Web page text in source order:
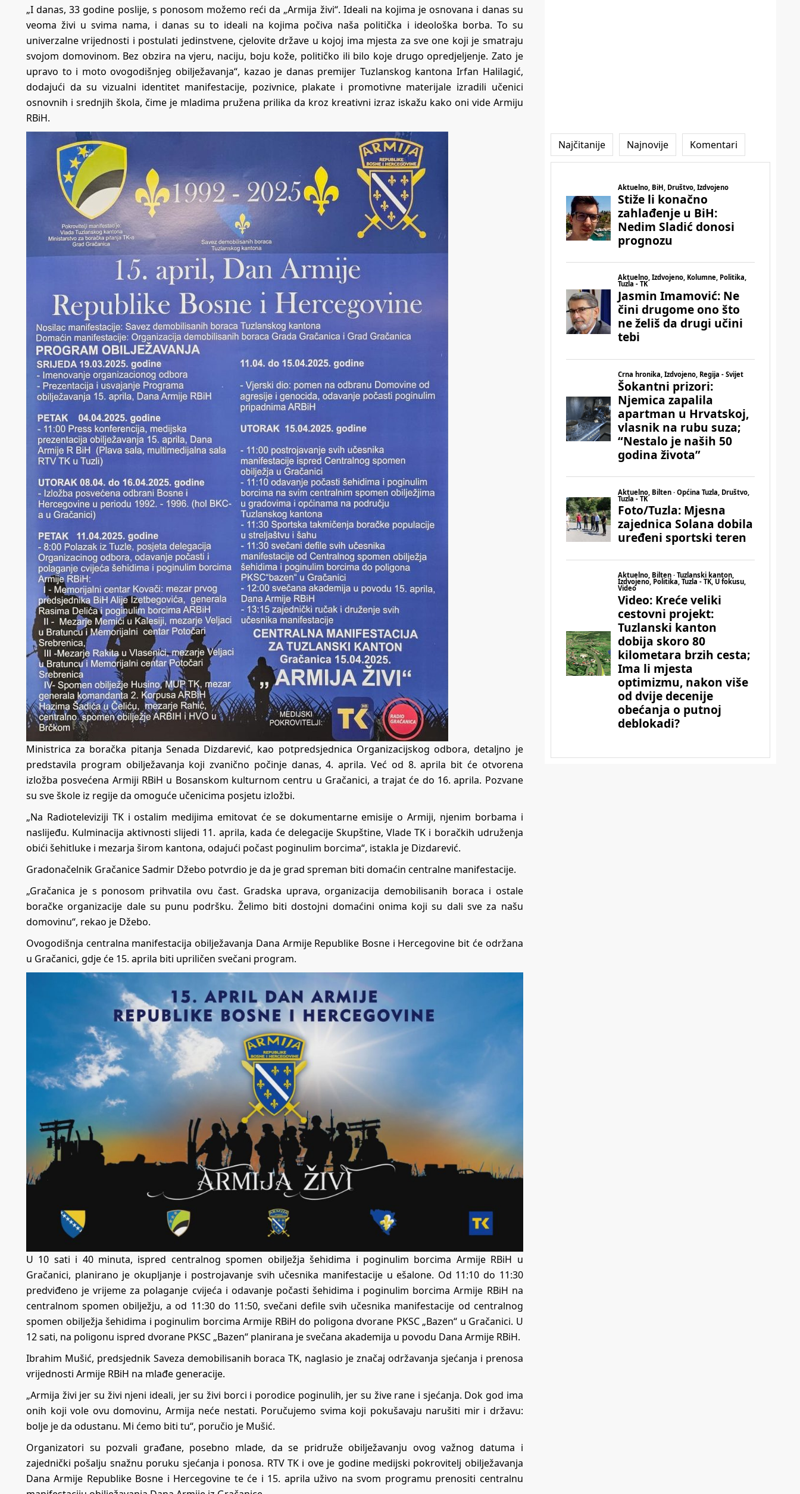
„I danas, 33 godine poslije, s ponosom možemo reći da „Armija živi“. Ideali na kojima je osnovana i danas su
veoma živi u svima nama, i danas su to ideali na kojima počiva naša politička i ideološka borba. To su
univerzalne vrijednosti i postulati jedinstvene, cjelovite države u kojoj ima mjesta za sve one koji je smatraju
svojom domovinom. Bez obzira na vjeru, naciju, boju kože, političko ili bilo koje drugo opredjeljenje. Zato je
upravo to i moto ovogodišnjeg obilježavanja“, kazao je danas premijer Tuzlanskog kantona Irfan Halilagić,
dodajući da su vizualni identitet manifestacije, pozivnice, plakate i promotivne materijale izradili učenici
osnovnih i srednjih škola, čime je mladima pružena prilika da kroz kreativni izraz iskažu kako oni vide Armiju
RBiH.
Ministrica za boračka pitanja Senada Dizdarević, kao potpredsjednica Organizacijskog odbora, detaljno je
predstavila program obilježavanja koji zvanično počinje danas, 4. aprila. Već od 8. aprila bit će otvorena
izložba posvećena Armiji RBiH u Bosanskom kulturnom centru u Gračanici, a trajat će do 16. aprila. Pozvane
su sve škole iz regije da omoguće učenicima posjetu izložbi.
„Na Radioteleviziji TK i ostalim medijima emitovat će se dokumentarne emisije o Armiji, njenim borbama i
naslijeđu. Kulminacija aktivnosti slijedi 11. aprila, kada će delegacije Skupštine, Vlade TK i boračkih udruženja
obići šehitluke i mezarja širom kantona, odajući počast poginulim borcima“, istakla je Dizdarević.
Gradonačelnik Gračanice Sadmir Džebo potvrdio je da je grad spreman biti domaćin centralne manifestacije.
„Gračanica je s ponosom prihvatila ovu čast. Gradska uprava, organizacija demobilisanih boraca i ostale
boračke organizacije dale su punu podršku. Želimo biti dostojni domaćini onima koji su dali sve za našu
domovinu“, rekao je Džebo.
Ovogodišnja centralna manifestacija obilježavanja Dana Armije Republike Bosne i Hercegovine bit će održana
u Gračanici, gdje će 15. aprila biti upriličen svečani program.
U 10 sati i 40 minuta, ispred centralnog spomen obilježja šehidima i poginulim borcima Armije RBiH u
Gračanici, planirano je okupljanje i postrojavanje svih učesnika manifestacije u ešalone. Od 11:10 do 11:30
predviđeno je vrijeme za polaganje cvijeća i odavanje počasti šehidima i poginulim borcima Armije RBiH na
centralnom spomen obilježju, a od 11:30 do 11:50, svečani defile svih učesnika manifestacije od centralnog
spomen obilježja šehidima i poginulim borcima Armije RBiH do poligona dvorane PKSC „Bazen“ u Gračanici. U
12 sati, na poligonu ispred dvorane PKSC „Bazen“ planirana je svečana akademija u povodu Dana Armije RBiH.
Ibrahim Mušić, predsjednik Saveza demobilisanih boraca TK, naglasio je značaj održavanja sjećanja i prenosa
vrijednosti Armije RBiH na mlađe generacije.
„Armija živi jer su živi njeni ideali, jer su živi borci i porodice poginulih, jer su žive rane i sjećanja. Dok god ima
onih koji vole ovu domovinu, Armija neće nestati. Poručujemo svima koji pokušavaju narušiti mir i državu:
bolje je da odustanu. Mi ćemo biti tu“, poručio je Mušić.
Organizatori su pozvali građane, posebno mlade, da se pridruže obilježavanju ovog važnog datuma i
zajednički pošalju snažnu poruku sjećanja i ponosa. RTV TK i ove je godine medijski pokrovitelj obilježavanja
Dana Armije Republike Bosne i Hercegovine te će i 15. aprila uživo na svom programu prenositi centralnu
Najčitanije Najnovije Komentari